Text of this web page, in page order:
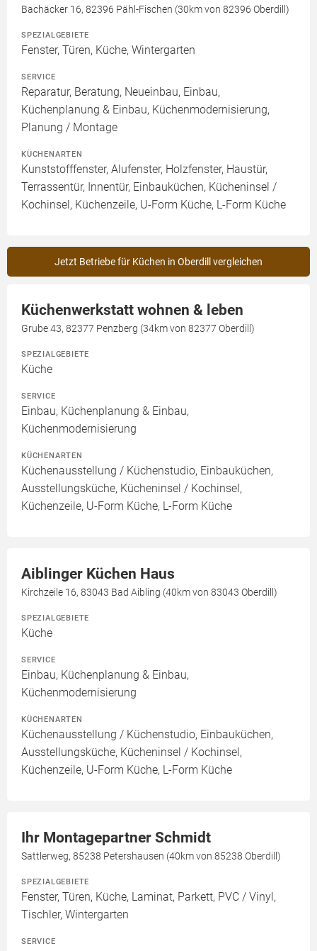
Bachäcker 16, 82396 Pähl-Fischen (30km von 82396 Oberdill)
SPEZIALGEBIETE
Fenster, Türen, Küche, Wintergarten
SERVICE
Reparatur, Beratung, Neueinbau, Einbau,
Küchenplanung & Einbau, Küchenmodernisierung,
Planung / Montage
KÜCHENARTEN
Kunststofffenster, Alufenster, Holzfenster, Haustür,
Terrassentür, Innentür, Einbauküchen, Kücheninsel /
Kochinsel, Küchenzeile, U-Form Küche, L-Form Küche
Jetzt Betriebe für Küchen in Oberdill vergleichen
Küchenwerkstatt wohnen & leben
Grube 43, 82377 Penzberg (34km von 82377 Oberdill)
SPEZIALGEBIETE
Küche
SERVICE
Einbau, Küchenplanung & Einbau,
Küchenmodernisierung
KÜCHENARTEN
Küchenausstellung / Küchenstudio, Einbauküchen,
Ausstellungsküche, Kücheninsel / Kochinsel,
Küchenzeile, U-Form Küche, L-Form Küche
Aiblinger Küchen Haus
Kirchzeile 16, 83043 Bad Aibling (40km von 83043 Oberdill)
SPEZIALGEBIETE
Küche
SERVICE
Einbau, Küchenplanung & Einbau,
Küchenmodernisierung
KÜCHENARTEN
Küchenausstellung / Küchenstudio, Einbauküchen,
Ausstellungsküche, Kücheninsel / Kochinsel,
Küchenzeile, U-Form Küche, L-Form Küche
Ihr Montagepartner Schmidt
Sattlerweg, 85238 Petershausen (40km von 85238 Oberdill)
SPEZIALGEBIETE
Fenster, Türen, Küche, Laminat, Parkett, PVC / Vinyl,
Tischler, Wintergarten
SERVICE